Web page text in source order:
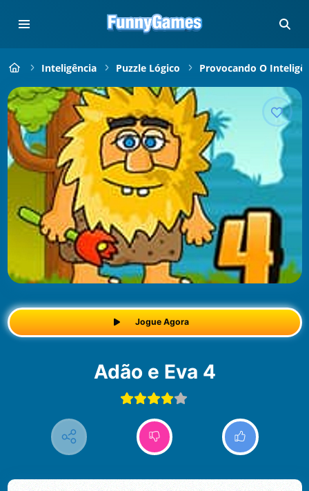
Inteligência Puzzle Lógico Provocando O
Jogue Agora
Adão e Eva 4